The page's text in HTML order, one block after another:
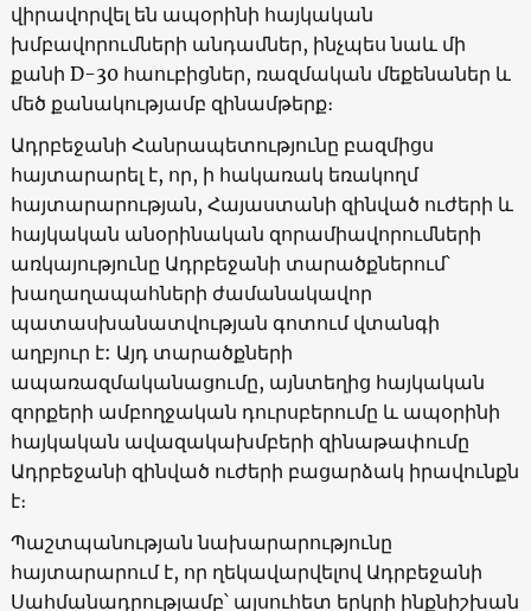
վիրավորվել են ապօրինի հայկական
խմբավորումների անդամներ, ինչպես նաև մի
քանի D-30 հաուբիցներ, ռազմական մեքենաներ և
մեծ քանակությամբ զինամթերք։
Ադրբեջանի Հանրապետությունը բազմիցս
հայտարարել է, որ, ի հակառակ եռակողմ
հայտարարության, Հայաստանի զինված ուժերի և
հայկական անօրինական զորամիավորումների
առկայությունը Ադրբեջանի տարածքներում՝
խաղաղապահների ժամանակավոր
պատասխանատվության գոտում վտանգի
աղբյուր է: Այդ տարածքների
ապառազմականացումը, այնտեղից հայկական
զորքերի ամբողջական դուրսբերումը և ապօրինի
հայկական ավազակախմբերի զինաթափումը
Ադրբեջանի զինված ուժերի բացարձակ իրավունքն
է։
Պաշտպանության նախարարությունը
հայտարարում է, որ ղեկավարվելով Ադրբեջանի
Սահմանադրությամբ՝ այսուհետ երկրի ինքնիշխան